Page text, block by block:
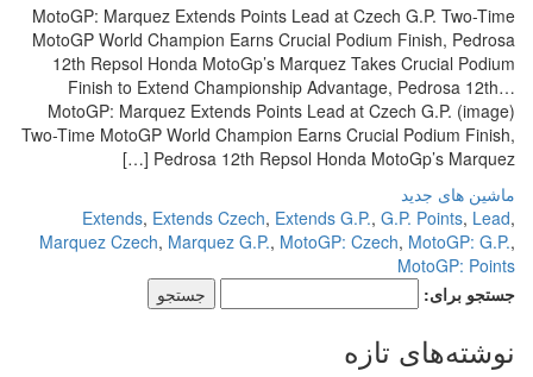
MotoGP: Marquez Extends Points Lead at Czech G.P. Two-Time
MotoGP World Champion Earns Crucial Podium Finish, Pedrosa
12th Repsol Honda MotoGp’s Marquez Takes Crucial Podium
Finish to Extend Championship Advantage, Pedrosa 12th…
MotoGP: Marquez Extends Points Lead at Czech G.P. (image)
Two-Time MotoGP World Champion Earns Crucial Podium Finish,
Pedrosa 12th Repsol Honda MotoGp’s Marquez […]
ماشین های جدید
Extends,Extends Czech,Extends G.P.,G.P. Points,Lead
Marquez Czech,Marquez G.P.,MotoGP: Czech,MotoGP: G.P.
MotoGP: Points
جستجو برای:
نوشته‌های تازه